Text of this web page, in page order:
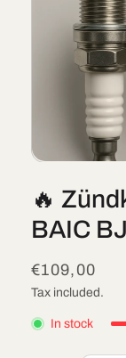
in
modal
🔥
BAIC
Regular
price
€109,00
Tax included.
In stock